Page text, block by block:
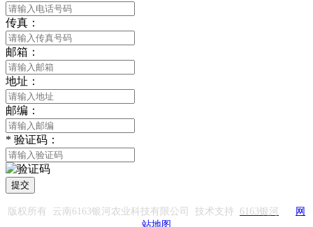
传真：
邮箱：
地址：
邮编：
* 验证码：
提交
版权所有 云南6163银河农业科技有限公司 技术支持 6163银河
网
站地图